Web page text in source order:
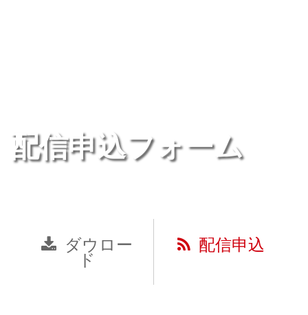
配信申込フォーム
ダウロー
ド
配信申込